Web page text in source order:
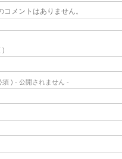
コメントはありません。
)
須 ) - 公開されません -